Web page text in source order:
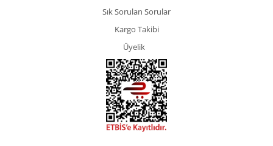
Sık Sorulan Sorular
Kargo Takibi
Üyelik